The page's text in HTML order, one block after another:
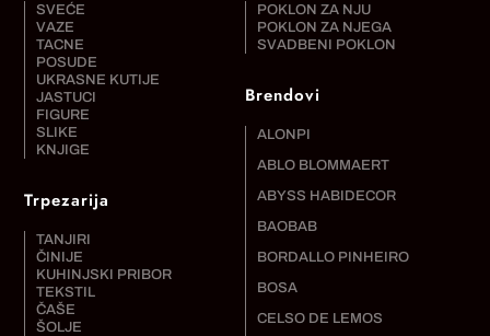
SVEĆE
VAZE
TACNE
POSUDE
UKRASNE KUTIJE
JASTUCI
FIGURE
SLIKE
KNJIGE
Trpezarija
TANJIRI
ČINIJE
KUHINJSKI PRIBOR
TEKSTIL
ČAŠE
ŠOLJE
POKLON ZA NJU
POKLON ZA NJEGA
SVADBENI POKLON
Brendovi
ALONPI
ABLO BLOMMAERT
ABYSS HABIDECOR
BAOBAB
BORDALLO PINHEIRO
BOSA
CELSO DE LEMOS